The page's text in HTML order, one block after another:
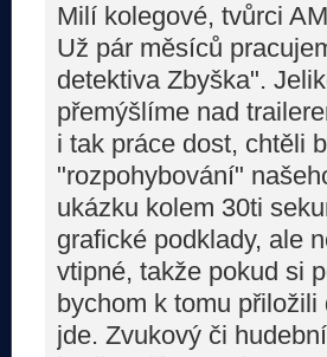
Milí kolegové, tvůrci
Už pár měsíců
detektiva Zbyška".
přemýšlíme nad
i tak práce dost, chtěli
"rozpohybování"
ukázku kolem 30ti
grafické podklady, ale
vtipné, takže pokud si
bychom k tomu
jde. Zvukový či